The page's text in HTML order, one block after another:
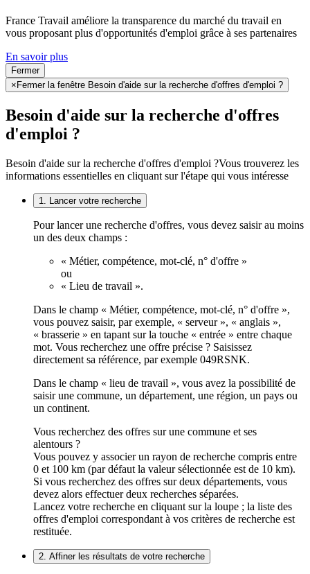
France Travail améliore la transparence du marché du travail en
vous proposant plus d'opportunités d'emploi grâce à ses partenaires
En savoir plus
Fermer
× Fermer la fenêtre Besoin d'aide sur la recherche d'offres d'emploi ?
Besoin d'aide sur la recherche d'offres
d'emploi ?
Besoin d'aide sur la recherche d'offres d'emploi ?Vous trouverez les
informations essentielles en cliquant sur l'étape qui vous intéresse
1. Lancer votre recherche
Pour lancer une recherche d'offres, vous devez saisir au moins
un des deux champs :
« Métier, compétence, mot-clé, n° d'offre »
ou
« Lieu de travail ».
Dans le champ « Métier, compétence, mot-clé, n° d'offre »,
vous pouvez saisir, par exemple, « serveur », « anglais »,
« brasserie » en tapant sur la touche « entrée » entre chaque
mot. Vous recherchez une offre précise ? Saisissez
directement sa référence, par exemple 049RSNK.
Dans le champ « lieu de travail », vous avez la possibilité de
saisir une commune, un département, une région, un pays ou
un continent.
Vous recherchez des offres sur une commune et ses
alentours ?
Vous pouvez y associer un rayon de recherche compris entre
0 et 100 km (par défaut la valeur sélectionnée est de 10 km).
Si vous recherchez des offres sur deux départements, vous
devez alors effectuer deux recherches séparées.
Lancez votre recherche en cliquant sur la loupe ; la liste des
offres d'emploi correspondant à vos critères de recherche est
restituée.
2. Affiner les résultats de votre recherche